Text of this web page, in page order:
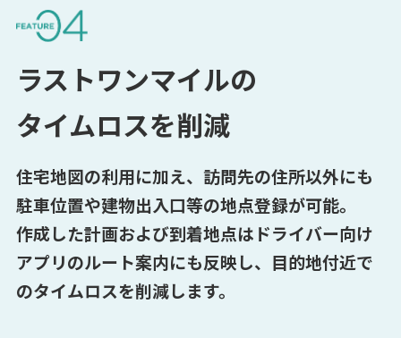
ラストワンマイルの
タイムロスを削減
住宅地図の利用に加え、訪問先の住所以外にも
駐車位置や建物出入口等の地点登録が可能。
作成した計画および到着地点はドライバー向け
アプリのルート案内にも反映し、目的地付近で
のタイムロスを削減します。